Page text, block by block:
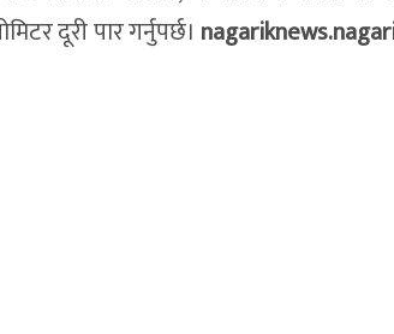
दूरी पार गर्नुपर्छ।